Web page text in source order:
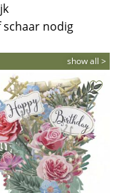
schaar nodig
show all >